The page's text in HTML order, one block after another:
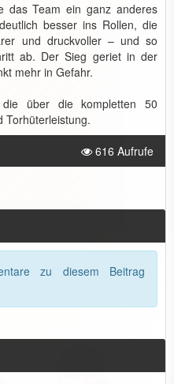
das Team ein ganz anderes
besser ins Rollen, die
und druckvoller – und so
ab. Der Sieg geriet in der
mehr in Gefahr.
die über die kompletten 50
Torhüterleistung.
616 Aufrufe
zu diesem Beitrag